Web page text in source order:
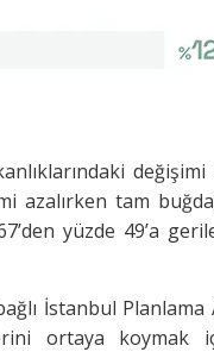
değişimi
azalırken tam
yüzde 49’a
İstanbul
ortaya koymak